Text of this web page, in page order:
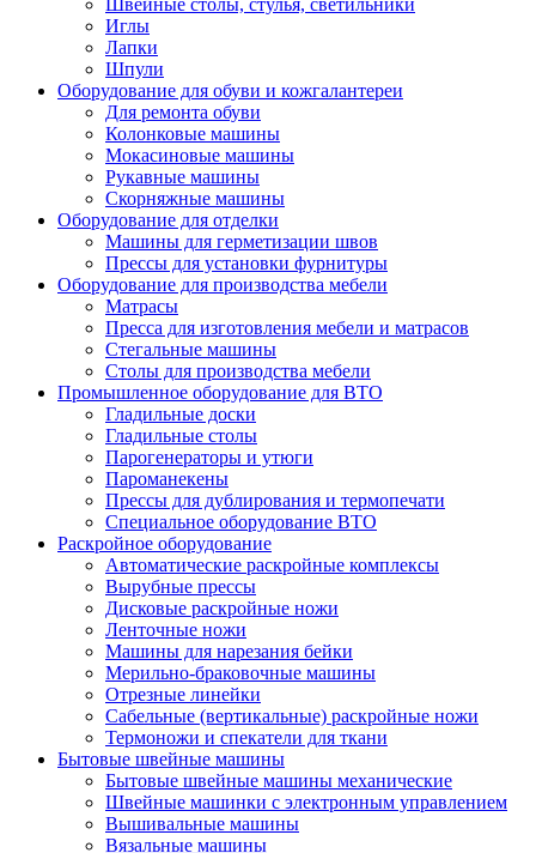
Швейные столы, стулья, светильники
Иглы
Лапки
Шпули
Оборудование для обуви и кожгалантереи
Для ремонта обуви
Колонковые машины
Мокасиновые машины
Рукавные машины
Скорняжные машины
Оборудование для отделки
Машины для герметизации швов
Прессы для установки фурнитуры
Оборудование для производства мебели
Матрасы
Пресса для изготовления мебели и матрасов
Стегальные машины
Столы для производства мебели
Промышленное оборудование для ВТО
Гладильные доски
Гладильные столы
Парогенераторы и утюги
Пароманекены
Прессы для дублирования и термопечати
Специальное оборудование ВТО
Раскройное оборудование
Автоматические раскройные комплексы
Вырубные прессы
Дисковые раскройные ножи
Ленточные ножи
Машины для нарезания бейки
Мерильно-браковочные машины
Отрезные линейки
Сабельные (вертикальные) раскройные ножи
Термоножи и спекатели для ткани
Бытовые швейные машины
Бытовые швейные машины механические
Швейные машинки с электронным управлением
Вышивальные машины
Вязальные машины